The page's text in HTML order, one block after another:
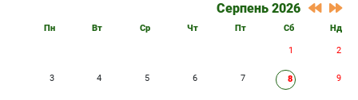
Серпень 2026
Пн Вт Ср Чт Пт Сб Нд
1 2
3 4 5 6 7 8 9